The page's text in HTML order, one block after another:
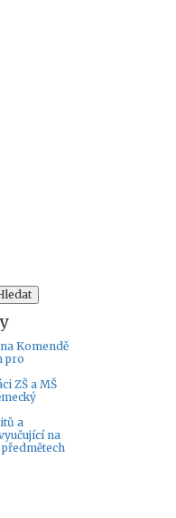
Komendě
pro
ZŠ a MŠ
a
na